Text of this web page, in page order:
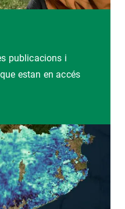
publicacions i
estan en accés